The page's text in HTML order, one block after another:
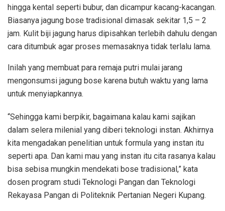
hingga kental seperti bubur, dan dicampur kacang-kacangan.
Biasanya jagung bose tradisional dimasak sekitar 1,5 – 2
jam. Kulit biji jagung harus dipisahkan terlebih dahulu dengan
cara ditumbuk agar proses memasaknya tidak terlalu lama.
Inilah yang membuat para remaja putri mulai jarang
mengonsumsi jagung bose karena butuh waktu yang lama
untuk menyiapkannya.
“Sehingga kami berpikir, bagaimana kalau kami sajikan
dalam selera milenial yang diberi teknologi instan. Akhirnya
kita mengadakan penelitian untuk formula yang instan itu
seperti apa. Dan kami mau yang instan itu cita rasanya kalau
bisa sebisa mungkin mendekati bose tradisional,” kata
dosen program studi Teknologi Pangan dan Teknologi
Rekayasa Pangan di Politeknik Pertanian Negeri Kupang.